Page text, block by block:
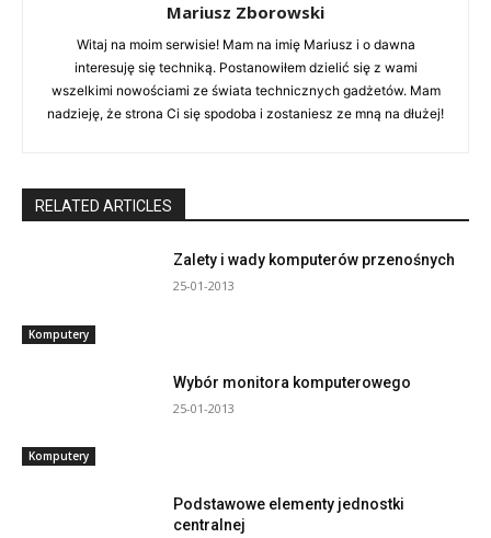
Mariusz Zborowski
Witaj na moim serwisie! Mam na imię Mariusz i o dawna
interesuję się techniką. Postanowiłem dzielić się z wami
wszelkimi nowościami ze świata technicznych gadżetów. Mam
nadzieję, że strona Ci się spodoba i zostaniesz ze mną na dłużej!
RELATED ARTICLES
Komputery
Zalety i wady komputerów przenośnych
25-01-2013
Komputery
Wybór monitora komputerowego
25-01-2013
Podstawowe elementy jednostki
centralnej